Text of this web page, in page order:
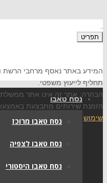
תפריט
המידע באתר נאסף מרחבי הרשת
תחליף לייעוץ משפטי.
הבהרה: אתר זה אינו אתר ממשלתי
הזמנת שירותים מתבצעת
שימוש
נסח טאבו
נסח טאבו מרוכז
נסח טאבו לצפיה
נסח טאבו היסטורי